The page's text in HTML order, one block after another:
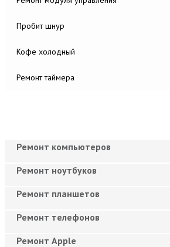
Пробит шнур
Кофе холодный
Ремонт таймера
Ремонт компьютеров
Ремонт ноутбуков
Ремонт планшетов
Ремонт телефонов
Ремонт Apple